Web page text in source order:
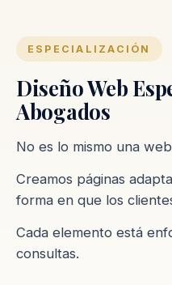
ESPECIALIZACIÓN
Diseño Web
Abogados
No es lo mismo una
Creamos páginas
forma en que los
Cada elemento está
consultas.